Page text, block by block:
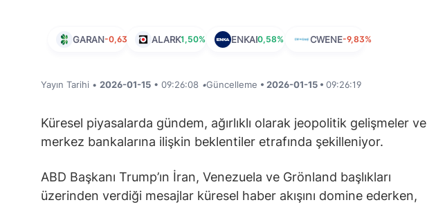
GARAN-0,63% ALARK1,50% ENKAI0,58% CWENE-9,83%
Yayın Tarihi • 2026-01-15 • 09:26:08 •Güncelleme • 2026-01-15 • 09:26:19
Küresel piyasalarda gündem, ağırlıklı olarak jeopolitik gelişmeler ve
merkez bankalarına ilişkin beklentiler etrafında şekilleniyor.
ABD Başkanı Trump’ın İran, Venezuela ve Grönland başlıkları
üzerinden verdiği mesajlar küresel haber akışını domine ederken,